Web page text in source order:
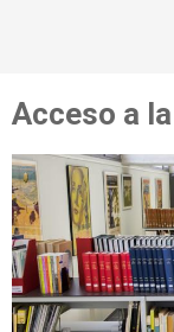
Acceso a